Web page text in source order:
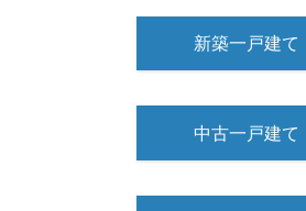
新築一戸建て
中古一戸建て